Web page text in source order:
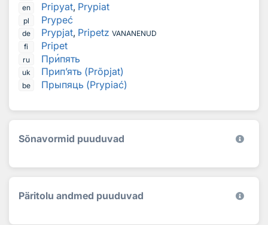
en
Pripyat, Prypiat
pl Prypeć
de Prypjat, Pripetz VANANENUD
fi
Pripet
ru Припять
uk Прип’ять (Prõpjat)
be Прыпяць (Prypiać)
Sõnavormid puuduvad
Päritolu andmed puuduvad